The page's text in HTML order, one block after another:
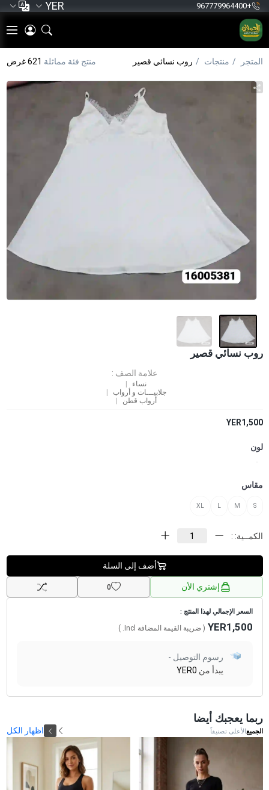
+967779964400
YER
المتجر منتجات روب نسائي قصير منتج فئة مماثلة 621 غرض
روب نسائي قصير
علامة الصف :
نساء
جلابيـــات و أرواب
أرواب قطن
YER1,500
لون
مقاس
S
M
L
XL
الكمــية: :
أضف إلى السلة
إشتري الأن 0
السعر الإجمالي لهذا المنتج :
YER1,500 ( ضريبة القيمة المضافة Incl.
)
رسوم التوصيل -
يبدأ من YER0
ربما يعجبك أيضا
الجميع الأعلى تصنيفاً اظهار الكل